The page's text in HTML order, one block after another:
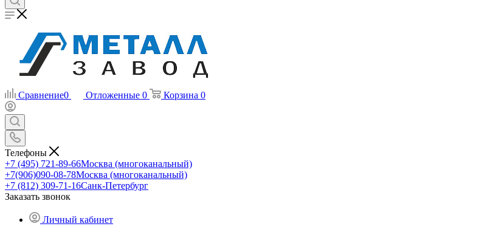
Сравнение0 Отложенные 0 Корзина 0
Телефоны
+7 (495) 721-89-66Москва (многоканальный)
+7(906)090-08-78Москва (многоканальный)
+7 (812) 309-71-16Санк-Петербург
Заказать звонок
Личный кабинет